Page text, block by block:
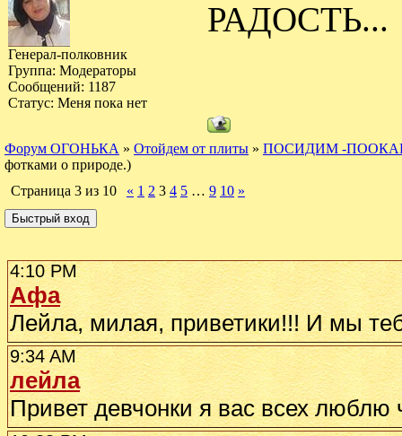
Генерал-полковник
Группа: Модераторы
Сообщений: 1187
Статус: Меня пока нет
РАДОСТЬ...
Форум ОГОНЬКА » Отойдем от плиты » ПОСИДИМ -
фотками о природе.)
Страница 3 из 10 « 1 2 3 4 5 … 9 10 »